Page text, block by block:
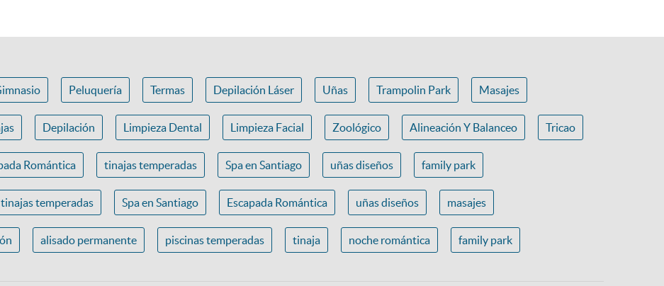
Peluquería Termas Depilación Láser Uñas Trampolin Park Masajes
Depilación Limpieza Dental Limpieza Facial Zoológico Alineación Y Balanceo Tricao
Romántica tinajas temperadas Spa en Santiago uñas diseños family park
tinajas temperadas Spa en Santiago Escapada Romántica uñas diseños masajes
alisado permanente piscinas temperadas tinaja noche romántica family park